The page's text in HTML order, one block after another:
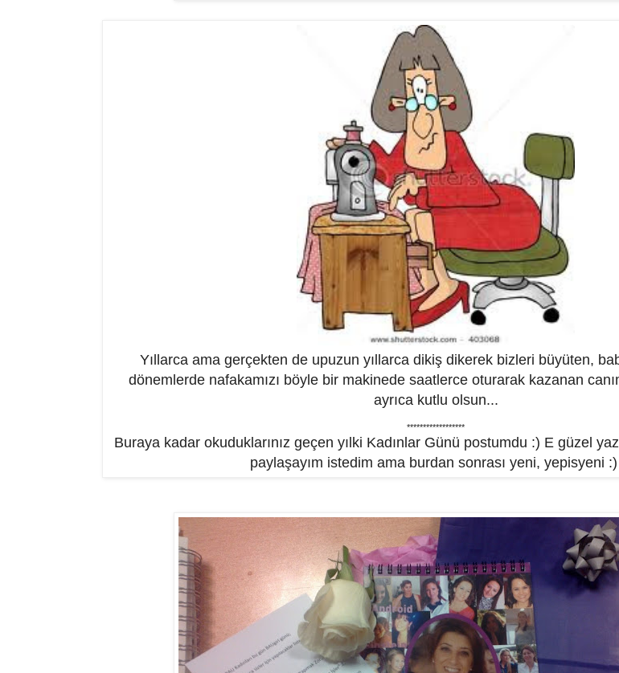
Yıllarca ama gerçekten de upuzun yıllarca dikiş dikerek bizleri büyüten,
dönemlerde nafakamızı böyle bir makinede saatlerce oturarak kazanan
ayrıca kutlu olsun...
******************
Buraya kadar okuduklarınız geçen yılki Kadınlar Günü postumdu :) E güzel
paylaşayım istedim ama burdan sonrası yeni, yepisyeni :)